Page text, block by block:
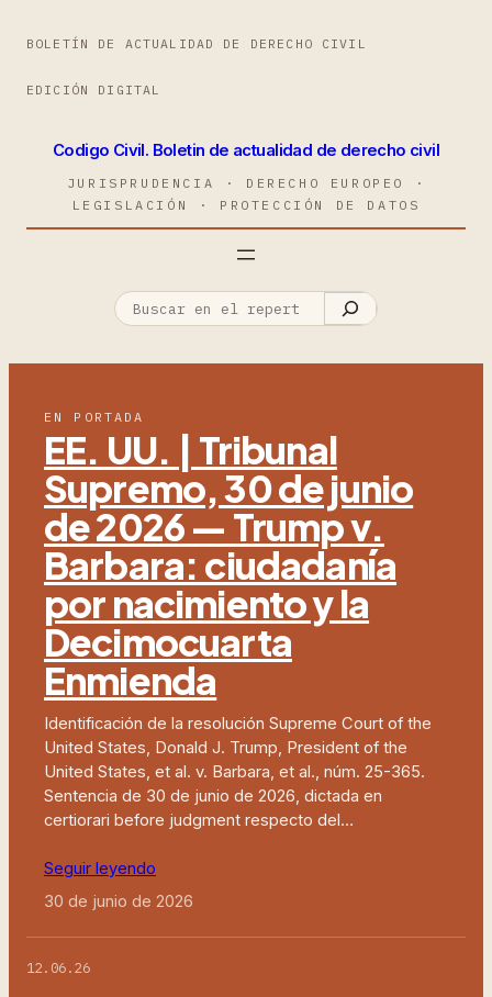
BOLETÍN DE ACTUALIDAD DE DERECHO CIVIL
EDICIÓN DIGITAL
Codigo Civil. Boletin de actualidad de derecho civil
JURISPRUDENCIA · DERECHO EUROPEO ·
LEGISLACIÓN · PROTECCIÓN DE DATOS
EN PORTADA
EE. UU. | Tribunal
Supremo, 30 de junio
de 2026 — Trump v.
Barbara: ciudadanía
por nacimiento y la
Decimocuarta
Enmienda
Identificación de la resolución Supreme Court of the
United States, Donald J. Trump, President of the
United States, et al. v. Barbara, et al., núm. 25-365.
Sentencia de 30 de junio de 2026, dictada en
certiorari before judgment respecto del…
Seguir leyendo
30 de junio de 2026
12.06.26